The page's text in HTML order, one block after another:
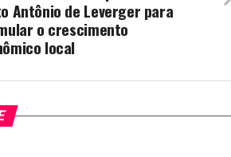
Antônio de Leverger para
o crescimento
local